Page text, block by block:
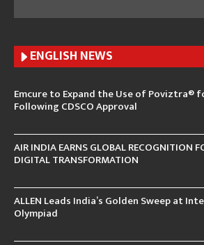
ENGLISH NEWS
Emcure to Expand the Use of Poviztra®
Following CDSCO Approval
AIR INDIA EARNS GLOBAL RECOGNITION
DIGITAL TRANSFORMATION
ALLEN Leads India’s Golden Sweep at
Olympiad